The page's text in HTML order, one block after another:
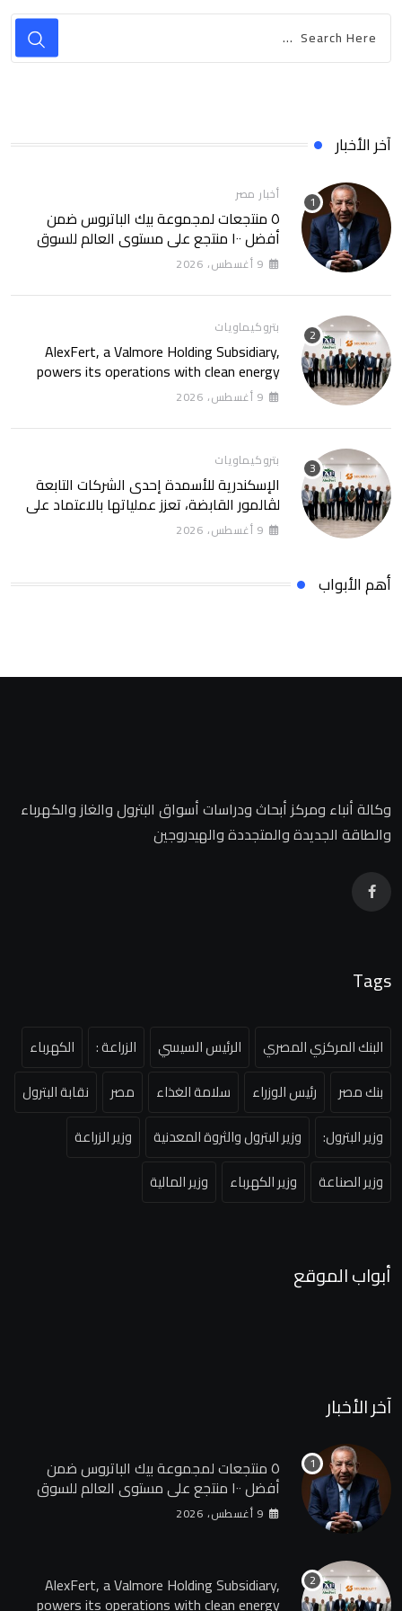
آخر الأخبار
أخبار مصر
٥ منتجعات لمجموعة بيك الباتروس ضمن
أفضل ١٠٠ منتجع على مستوى العالم للسوق
الروسى
9 أغسطس، 2026
بتروكيماويات
AlexFert, a Valmore Holding Subsidiary,
powers its operations with clean energy
through a 30-year partnership with
SolarizEgypt
9 أغسطس، 2026
بتروكيماويات
الإسكندرية للأسمدة إحدى الشركات التابعة
لڤالمور القابضة، تعزز عملياتها بالاعتماد على
مع SolarizEgypt
9 أغسطس، 2026
أهم الأبواب
وكالة أنباء ومركز أبحاث ودراسات أسواق البترول والغاز والكهرباء
والطاقة الجديدة والمتجددة والهيدروجين
Tags
البنك المركزي المصري الرئيس السيسي الزراعة :
الكهرباء
بنك مصر
رئيس الوزراء سلامة الغذاء مصر
نقابة البترول
وزير البترول:
وزير البترول والثروة المعدنية
وزير الزراعة
وزير الصناعة
وزير الكهرباء وزير المالية
أبواب الموقع
آخر الأخبار
٥ منتجعات لمجموعة بيك الباتروس ضمن
أفضل ١٠٠ منتجع على مستوى العالم للسوق
الروسى
9 أغسطس، 2026
AlexFert, a Valmore Holding Subsidiary,
powers its operations with clean energy